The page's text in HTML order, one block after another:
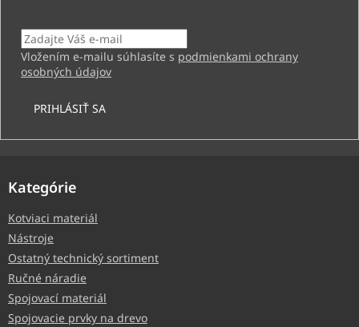
Vložením e-mailu súhlasíte s podmienkami ochrany
osobných údajov
PRIHLÁSIŤ SA
Kategórie
Kotviaci materiál
Nástroje
Ostatný technický sortiment
Ručné náradie
Spojovací materiál
Spojovacie prvky na drevo